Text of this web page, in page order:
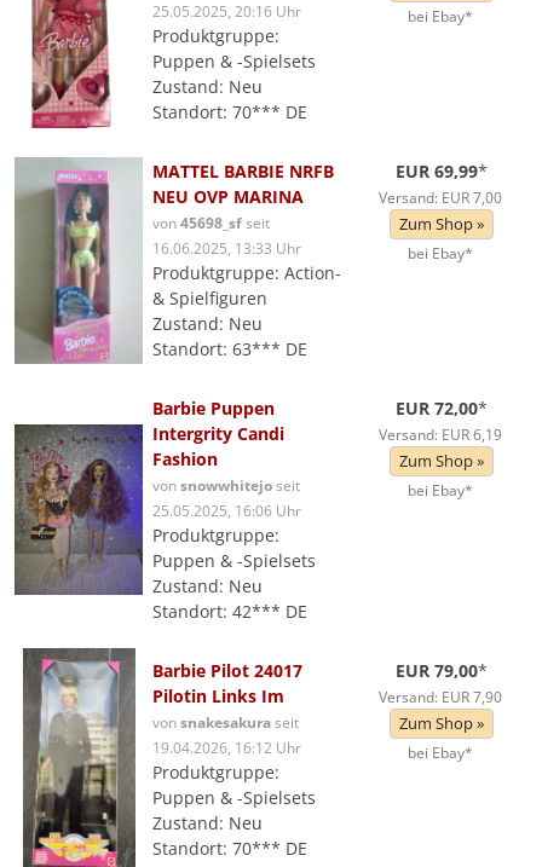
25.05.2025, 20:16 Uhr
Produktgruppe:
Puppen & -Spielsets
Zustand: Neu
Standort: 70*** DE
bei Ebay*
MATTEL BARBIE NRFB
NEU OVP MARINA
von45698_sfseit
16.06.2025, 13:33 Uhr
Produktgruppe: Action-
& Spielfiguren
Zustand: Neu
Standort: 63*** DE
EUR 69,99*
Versand: EUR 7,00
Zum Shop »
bei Ebay*
Barbie Puppen
Intergrity Candi
Fashion
vonsnowwhitejoseit
25.05.2025, 16:06 Uhr
Produktgruppe:
Puppen & -Spielsets
Zustand: Neu
Standort: 42*** DE
EUR 72,00*
Versand: EUR 6,19
Zum Shop »
bei Ebay*
Barbie Pilot 24017
Pilotin Links Im
vonsnakesakuraseit
19.04.2026, 16:12 Uhr
Produktgruppe:
Puppen & -Spielsets
Zustand: Neu
Standort: 70*** DE
EUR 79,00*
Versand: EUR 7,90
Zum Shop »
bei Ebay*